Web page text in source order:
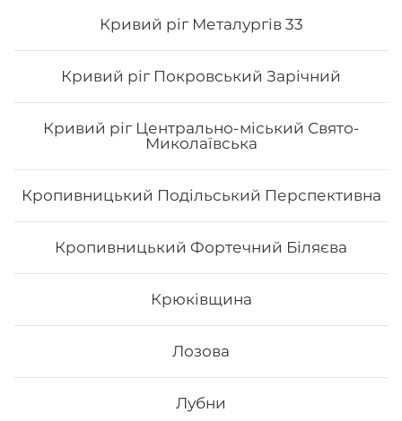
Кривий ріг Металургів 33
Кривий ріг Покровський Зарічний
Кривий ріг Центрально-міський Свято-
Миколаївська
Кропивницький Подільський Перспективна
Кропивницький Фортечний Біляєва
Крюківщина
Лозова
Лубни